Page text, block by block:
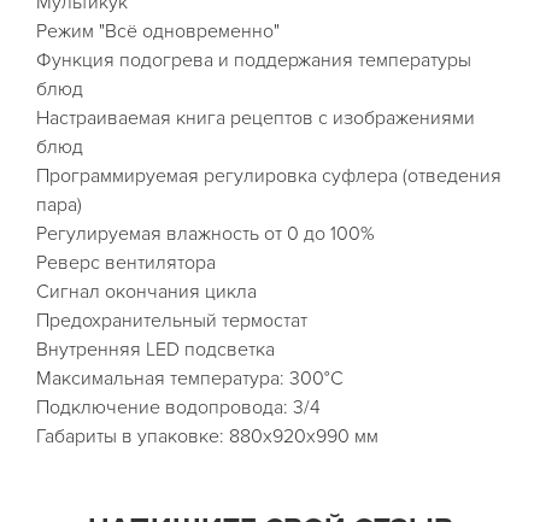
Режим "Всё одновременно"
Функция подогрева и поддержания температуры
блюд
Настраиваемая книга рецептов с изображениями
блюд
Программируемая регулировка суфлера (отведения
пара)
Регулируемая влажность от 0 до 100%
Реверс вентилятора
Сигнал окончания цикла
Предохранительный термостат
Внутренняя LED подсветка
Максимальная температура: 300°С
Подключение водопровода: 3/4
Габариты в упаковке: 880х920х990 мм